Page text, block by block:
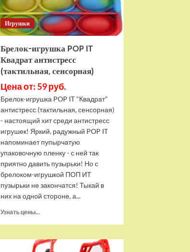
One,
русская
версия)
Игрушки
Брелок-игрушка POP IT
Квадрат антистресс
(тактильная, сенсорная)
Цена от: 59 руб.
Брелок-игрушка POP IT "Квадрат"
антистресс (тактильная, сенсорная)
- настоящий хит среди антистресс
игрушек! Яркий, радужный POP IT
напоминает пупырчатую
упаковочную пленку - с ней так
приятно давить пузырьки! Но с
брелоком-игрушкой ПОП ИТ
пузырьки не закончатся! Тыкай в
них на одной стороне, а...
Узнать цены...
Брелок-
игрушка